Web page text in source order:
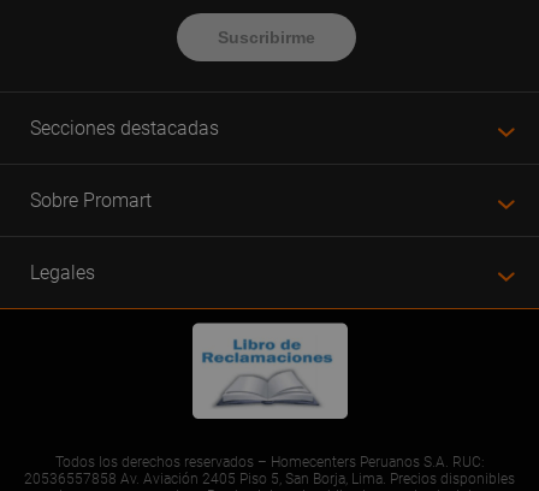
Suscribirme
Secciones destacadas
Sobre Promart
Legales
Todos los derechos reservados – Homecenters Peruanos S.A. RUC:
20536557858 Av. Aviación 2405 Piso 5, San Borja, Lima. Precios disponibles